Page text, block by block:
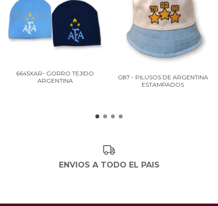
6645XAR- GORRO TEJIDO
ARGENTINA
G87 - PILUSOS DE ARGENTINA
ESTAMPADOS
ENVIOS A TODO EL PAIS